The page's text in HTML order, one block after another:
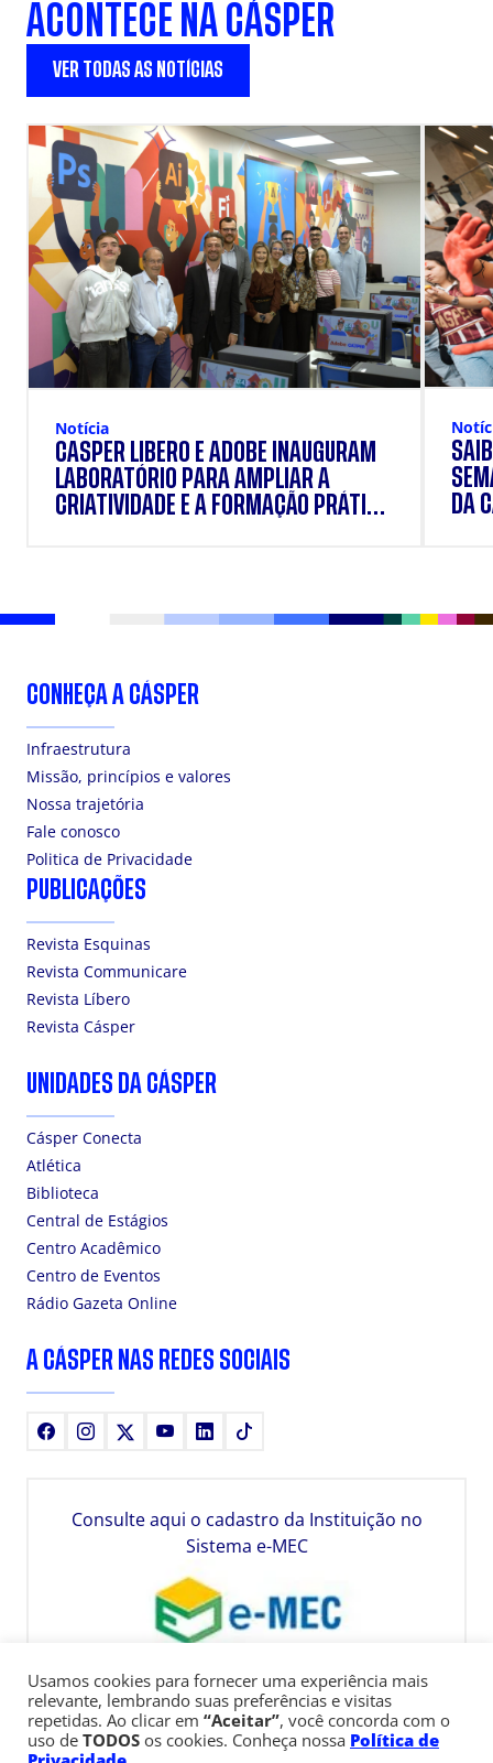
ACONTECE NA CÁSPER
VER TODAS AS NOTÍCIAS
Notícia
CÁSPER LÍBERO E ADOBE INAUGURAM
LABORATÓRIO PARA AMPLIAR A
CRIATIVIDADE E A FORMAÇÃO PRÁTICA
DA
CONHEÇA A CÁSPER
Infraestrutura
Missão, princípios e valores
Nossa trajetória
Fale conosco
Politica de Privacidade
PUBLICAÇÕES
Revista Esquinas
Revista Communicare
Revista Líbero
Revista Cásper
UNIDADES DA CÁSPER
Cásper Conecta
Atlética
Biblioteca
Central de Estágios
Centro Acadêmico
Centro de Eventos
Rádio Gazeta Online
A CÁSPER NAS REDES SOCIAIS
FacebookInstagram YoutubeLinkedIn
Consulte aqui o cadastro da Instituição no
Sistema e-MEC
Usamos cookies para fornecer uma experiência mais
relevante, lembrando suas preferências e visitas
repetidas. Ao clicar em “Aceitar”, você concorda com o
uso de TODOS os cookies. Conheça nossa Política de